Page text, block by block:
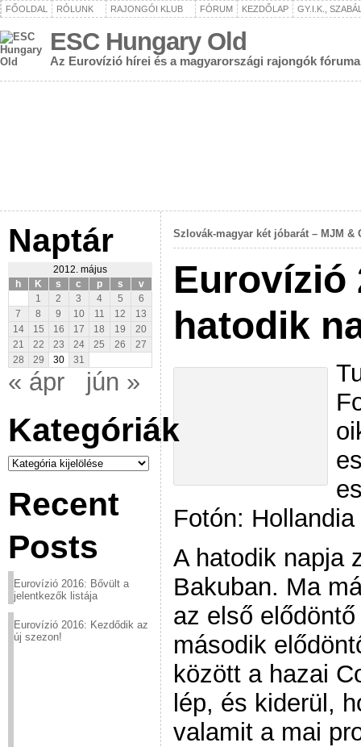
FŐOLDAL RÓLUNK RAJONGÓI KLUB FÓRUM KEZDŐLAP GY.I.K.,
ESC Hungary Old
Az Eurovízió hírei és a magyarországi rajongók fóruma
Naptár
2012. május
h
K s c p s
v
1
2 3 4 5
6
7
8 9 10 11 12
13
14
15 16 17 18 19
20
21
22 23 24 25 26
27
28
29 30 31
« ápr jún »
Kategóriák
Kategóriák
Recent
Posts
Eurovízió 2016: Bővült a
jelentkezők listája
Eurovízió 2016: Kezdődik az
új szezon!
Szlovák-magyar két jóbarát – MJM &
Eurovízió
hatodik
Fotón: Hollandia
A hatodik napja
Bakuban. Ma
az első
második
között a hazai
lép, és kiderül,
valamit a mai